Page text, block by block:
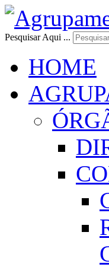
Pesquisar Aqui ...
HOME